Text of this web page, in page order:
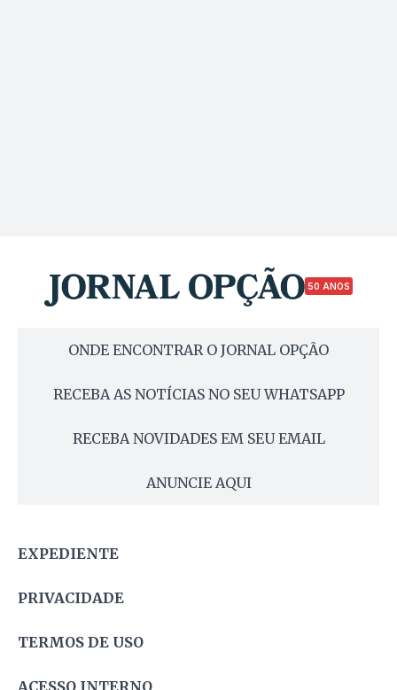
50 ANOS
ONDE ENCONTRAR O JORNAL OPÇÃO
RECEBA AS NOTÍCIAS NO SEU WHATSAPP
RECEBA NOVIDADES EM SEU EMAIL
ANUNCIE AQUI
EXPEDIENTE
PRIVACIDADE
TERMOS DE USO
ACESSO INTERNO